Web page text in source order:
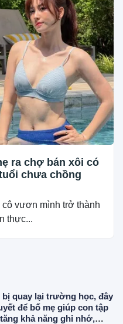
ra chợ bán xôi có
chưa chồng
vươn mình trở thành
thực...
bị quay lại trường học, đây
để bố mẹ giúp con tập
khả năng ghi nhớ,